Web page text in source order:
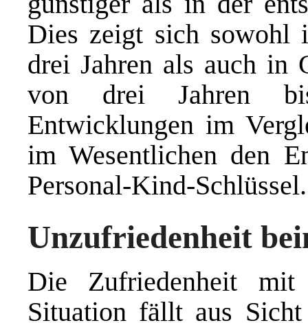
Dies zeigt sich sowohl
drei Jahren als auch
von drei Jahren
Entwicklungen im
im Wesentlichen den
Personal-Kind-Schlüssel.
Unzufriedenheit
Die Zufriedenheit mit
Situation fällt aus Sicht